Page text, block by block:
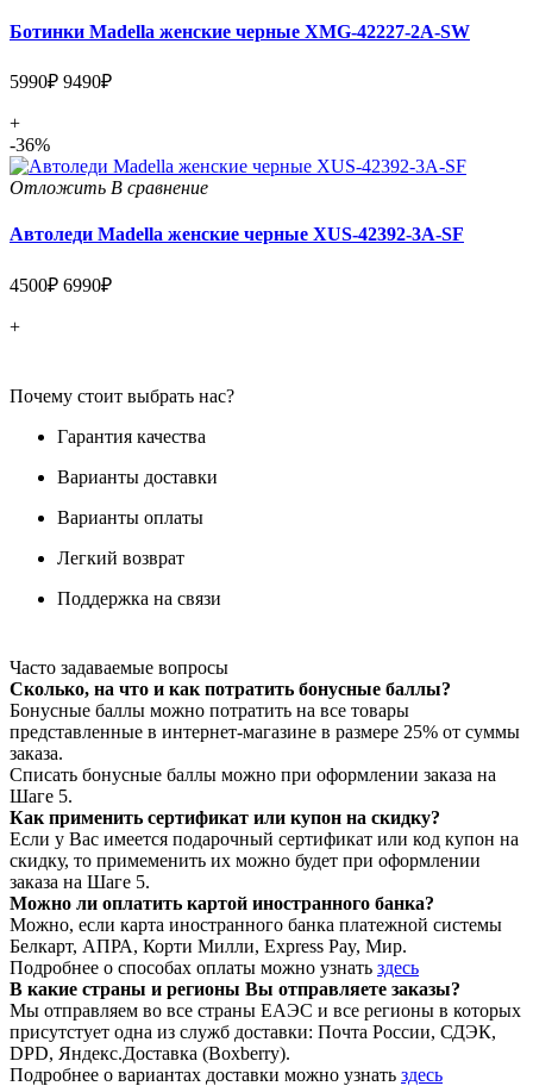
Ботинки Madella женские черные XMG-42227-2A-SW
5990₽ 9490₽
+
-36%
Отложить В сравнение
Автоледи Madella женские черные XUS-42392-3A-SF
4500₽ 6990₽
+
Почему стоит выбрать нас?
Гарантия качества
Варианты доставки
Варианты оплаты
Легкий возврат
Поддержка на связи
Часто задаваемые вопросы
Сколько, на что и как потратить бонусные баллы?
Бонусные баллы можно потратить на все товары
представленные в интернет-магазине в размере 25% от суммы
заказа.
Списать бонусные баллы можно при оформлении заказа на
Шаге 5.
Как применить сертификат или купон на скидку?
Если у Вас имеется подарочный сертификат или код купон на
скидку, то примеменить их можно будет при оформлении
заказа на Шаге 5.
Можно ли оплатить картой иностранного банка?
Можно, если карта иностранного банка платежной системы
Белкарт, АПРА, Корти Милли, Express Pay, Мир.
Подробнее о способах оплаты можно узнать здесь
В какие страны и регионы Вы отправляете заказы?
Мы отправляем во все страны ЕАЭС и все регионы в которых
присутстует одна из служб доставки: Почта России, СДЭК,
DPD, Яндекс.Доставка (Boxberry).
Подробнее о вариантах доставки можно узнать здесь